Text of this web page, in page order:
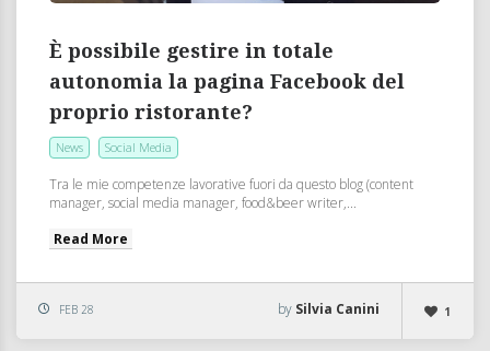
È possibile gestire in totale
autonomia la pagina Facebook del
proprio ristorante?
News Social Media
Tra le mie competenze lavorative fuori da questo blog (content
manager, social media manager, food&beer writer,...
Read More
FEB 28 1
by Silvia Canini